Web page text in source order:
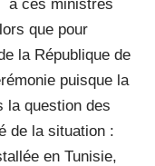
à ces ministres
que pour
la République de
puisque la
la question des
de la situation :
en Tunisie,